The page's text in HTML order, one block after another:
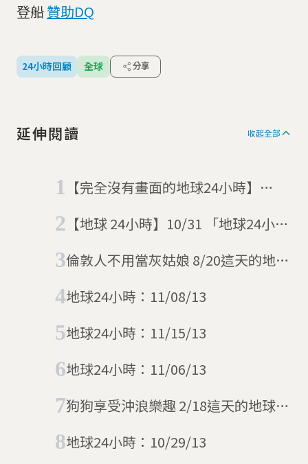
登船贊助DQ
24小時回顧 全球 分享
延伸閱讀 收起全部
【完全沒有畫面的地球24小時】
【地球 24小時】10/31 「地球24小
倫敦人不用當灰姑娘 8/20這天的地球
地球24小時：11/08/13
地球24小時：11/15/13
地球24小時：11/06/13
狗狗享受沖浪樂趣 2/18這天的地球24
地球24小時：10/29/13